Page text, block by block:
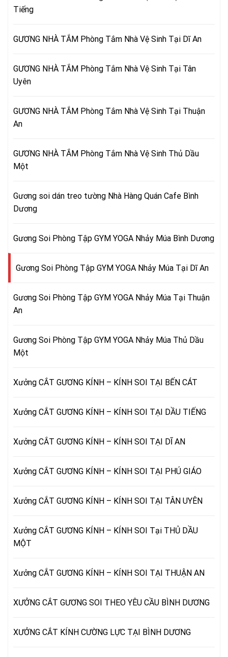
Tiếng
GƯƠNG NHÀ TẮM Phòng Tắm Nhà Vệ Sinh Tại Dĩ An
GƯƠNG NHÀ TẮM Phòng Tắm Nhà Vệ Sinh Tại Tân
Uyên
GƯƠNG NHÀ TẮM Phòng Tắm Nhà Vệ Sinh Tại Thuận
An
GƯƠNG NHÀ TẮM Phòng Tắm Nhà Vệ Sinh Thủ Dầu
Một
Gương soi dán treo tường Nhà Hàng Quán Cafe Bình
Dương
Gương Soi Phòng Tập GYM YOGA Nhảy Múa Bình Dương
Gương Soi Phòng Tập GYM YOGA Nhảy Múa Tại Dĩ An
Gương Soi Phòng Tập GYM YOGA Nhảy Múa Tại Thuận
An
Gương Soi Phòng Tập GYM YOGA Nhảy Múa Thủ Dầu
Một
Xưởng CẮT GƯƠNG KÍNH – KÍNH SOI TẠI BẾN CÁT
Xưởng CẮT GƯƠNG KÍNH – KÍNH SOI TẠI DẦU TIẾNG
Xưởng CẮT GƯƠNG KÍNH – KÍNH SOI TẠI DĨ AN
Xưởng CẮT GƯƠNG KÍNH – KÍNH SOI TẠI PHÚ GIÁO
Xưởng CẮT GƯƠNG KÍNH – KÍNH SOI TẠI TÂN UYÊN
Xưởng CẮT GƯƠNG KÍNH – KÍNH SOI Tại THỦ DẦU
MỘT
Xưởng CẮT GƯƠNG KÍNH – KÍNH SOI TẠI THUẬN AN
XƯỞNG CẮT GƯƠNG SOI THEO YÊU CẦU BÌNH DƯƠNG
XƯỞNG CẮT KÍNH CƯỜNG LỰC TẠI BÌNH DƯƠNG